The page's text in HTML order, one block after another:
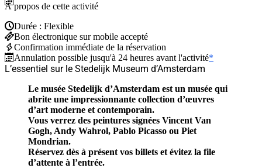
À propos de cette activité
Durée : Flexible
Bon électronique sur mobile accepté
Confirmation immédiate de la réservation
Annulation possible jusqu'à 24 heures avant l'activité*
L’essentiel sur le Stedelijk Museum d’Amsterdam
Le musée Stedelijk d’Amsterdam est un musée qui
abrite une impressionnante collection d’œuvres
d’art moderne et contemporain.
Vous verrez des peintures signées Vincent Van
Gogh, Andy Wahrol, Pablo Picasso ou Piet
Mondrian.
Réservez dès à présent vos billets et évitez la file
d’attente à l’entrée.